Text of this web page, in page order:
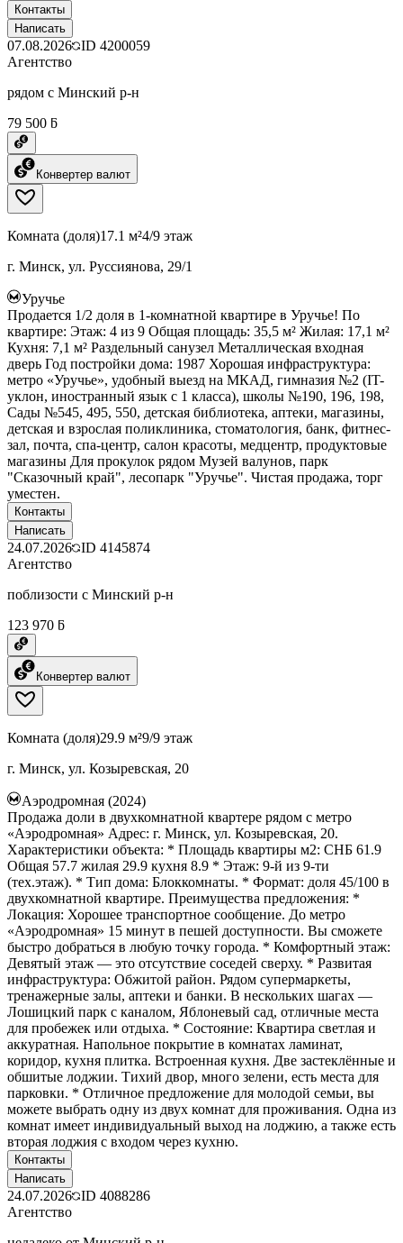
Контакты
Написать
07.08.2026 ID 4200059
Агентство
рядом с Минский р-н
79 500 ƃ
Конвертер валют
Комната (доля)17.1 м²4/9 этаж
г. Минск, ул. Руссиянова, 29/1
Уручье
Продается 1/2 доля в 1-комнатной квартире в Уручье! По
квартире: Этаж: 4 из 9 Общая площадь: 35,5 м² Жилая: 17,1 м²
Кухня: 7,1 м² Раздельный санузел Металлическая входная
дверь Год постройки дома: 1987 Хорошая инфраструктура:
метро «Уручье», удобный выезд на МКАД, гимназия №2 (IT-
уклон, иностранный язык с 1 класса), школы №190, 196, 198,
Сады №545, 495, 550, детская библиотека, аптеки, магазины,
детская и взрослая поликлиника, стоматология, банк, фитнес-
зал, почта, спа-центр, салон красоты, медцентр, продуктовые
магазины Для прокулок рядом Музей валунов, парк
"Сказочный край", лесопарк "Уручье". Чистая продажа, торг
уместен.
Контакты
Написать
24.07.2026 ID 4145874
Агентство
поблизости с Минский р-н
123 970 ƃ
Конвертер валют
Комната (доля)29.9 м²9/9 этаж
г. Минск, ул. Козыревская, 20
Аэродромная (2024)
Продажа доли в двухкомнатной квартере рядом с метро
«Аэродромная» Адрес: г. Минск, ул. Козыревская, 20.
Характеристики объекта: * Площадь квартиры м2: СНБ 61.9
Общая 57.7 жилая 29.9 кухня 8.9 * Этаж: 9-й из 9-ти
(тех.этаж). * Тип дома: Блоккомнаты. * Формат: доля 45/100 в
двухкомнатной квартире. Преимущества предложения: *
Локация: Хорошее транспортное сообщение. До метро
«Аэродромная» 15 минут в пешей доступности. Вы сможете
быстро добраться в любую точку города. * Комфортный этаж:
Девятый этаж — это отсутствие соседей сверху. * Развитая
инфраструктура: Обжитой район. Рядом супермаркеты,
тренажерные залы, аптеки и банки. В нескольких шагах —
Лошицкий парк с каналом, Яблоневый сад, отличные места
для пробежек или отдыха. * Состояние: Квартира светлая и
аккуратная. Напольное покрытие в комнатах ламинат,
коридор, кухня плитка. Встроенная кухня. Две застеклённые и
обшитые лоджии. Тихий двор, много зелени, есть места для
парковки. * Отличное предложение для молодой семьи, вы
можете выбрать одну из двух комнат для проживания. Одна из
комнат имеет индивидуальный выход на лоджию, а также есть
вторая лоджия с входом через кухню.
Контакты
Написать
24.07.2026 ID 4088286
Агентство